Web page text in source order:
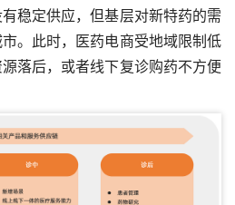
稳定供应，但基层对新特药的需
。此时，医药电商受地域限制低
落后，或者线下复诊购药不方便